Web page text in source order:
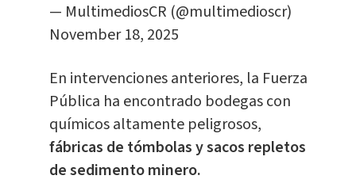
— MultimediosCR (@multimedioscr)
November 18, 2025
En intervenciones anteriores, la Fuerza
Pública ha encontrado bodegas con
químicos altamente peligrosos,
fábricas de tómbolas y sacos repletos
de sedimento minero.